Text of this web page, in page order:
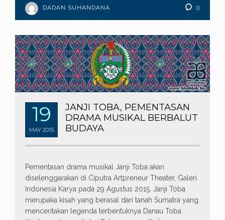
DADAN SUHANDANA 0
19
MAY 2015
JANJI TOBA, PEMENTASAN
DRAMA MUSIKAL BERBALUT
BUDAYA
Pementasan drama musikal Janji Toba akan
diselenggarakan di Ciputra Artpreneur Theater, Galeri
Indonesia Karya pada 29 Agustus 2015. Janji Toba
merupaka kisah yang berasal dari tanah Sumatra yang
menceritakan legenda terbentuknya Danau Toba.